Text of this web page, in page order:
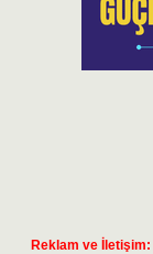
Reklam ve İletişim: